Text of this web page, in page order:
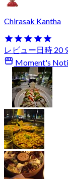
Chirasak Kantha
レビュー日時 20
Moment's